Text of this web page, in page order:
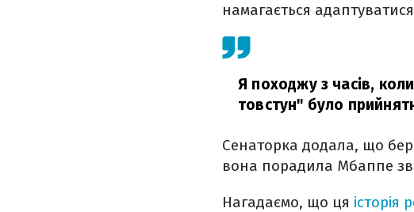
намагається
Я походжу з часів,
товстун" було
Сенаторка додала, що
вона порадила Мбаппе
Нагадаємо, що ця історія